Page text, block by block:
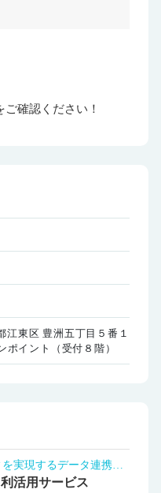
確認ください！
東区 豊洲五丁目５番１
イント（受付８階）
活用サービス